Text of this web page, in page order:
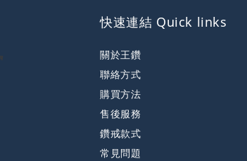
快速連結 Quick links
關於王鑽
聯絡方式
購買方法
售後服務
鑽戒款式
常見問題